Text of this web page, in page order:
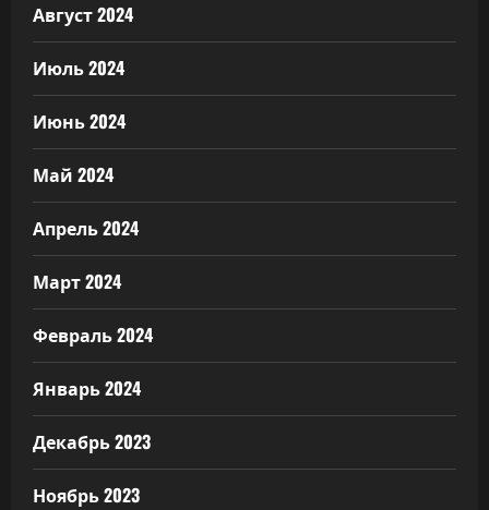
Август 2024
Июль 2024
Июнь 2024
Май 2024
Апрель 2024
Март 2024
Февраль 2024
Январь 2024
Декабрь 2023
Ноябрь 2023